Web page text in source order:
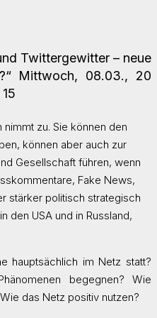
Twittergewitter – neue
Mittwoch, 08.03., 20
zu. Sie können den
können aber auch zur
Gesellschaft führen, wenn
Fake News,
stärker politisch strategisch
den USA und in Russland,
hauptsächlich im Netz statt?
begegnen? Wie
das Netz positiv nutzen?